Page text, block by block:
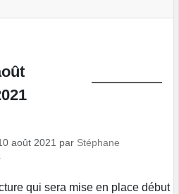
août 2021 par Stéphane
qui sera mise en place début